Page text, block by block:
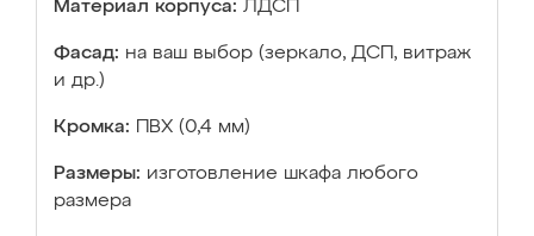
Материал корпуса: ЛДСП
Фасад: на ваш выбор (зеркало, ДСП, витраж
и др.)
Кромка: ПВХ (0,4 мм)
Размеры: изготовление шкафа любого
размера